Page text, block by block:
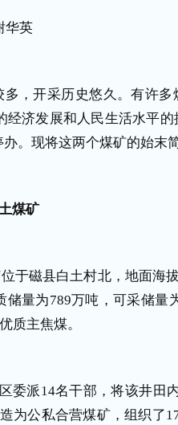
华英
，开采历史悠久。有许多
济发展和人民生活水平的
。现将这两个煤矿的始末
煤矿
于磁县白土村北，地面海
量为789万吨，可采储量
质主焦煤。
委派14名干部，将该井田
为公私合营煤矿，组织了